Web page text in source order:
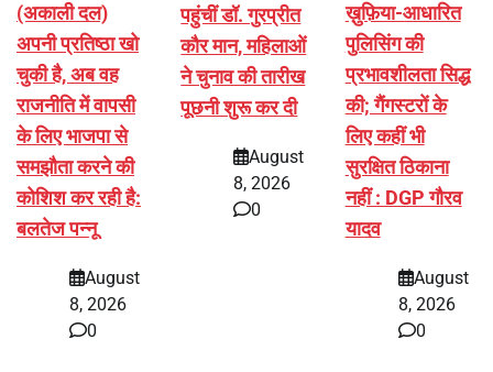
(अकाली दल)
अपनी प्रतिष्ठा खो
चुकी है, अब वह
राजनीति में वापसी
के लिए भाजपा से
समझौता करने की
कोशिश कर रही है:
बलतेज पन्नू
August
8, 2026
0
पहुंचीं डॉ. गुरप्रीत
कौर मान, महिलाओं
ने चुनाव की तारीख
पूछनी शुरू कर दी
August
8, 2026
0
ख़ुफ़िया-आधारित
पुलिसिंग की
प्रभावशीलता सिद्ध
की; गैंगस्टरों के
लिए कहीं भी
सुरक्षित ठिकाना
नहीं : DGP गौरव
यादव
August
8, 2026
0